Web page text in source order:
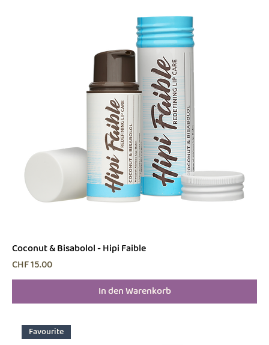
Coconut & Bisabolol - Hipi Faible
Preis
CHF 15.00
In den Warenkorb
Favourite